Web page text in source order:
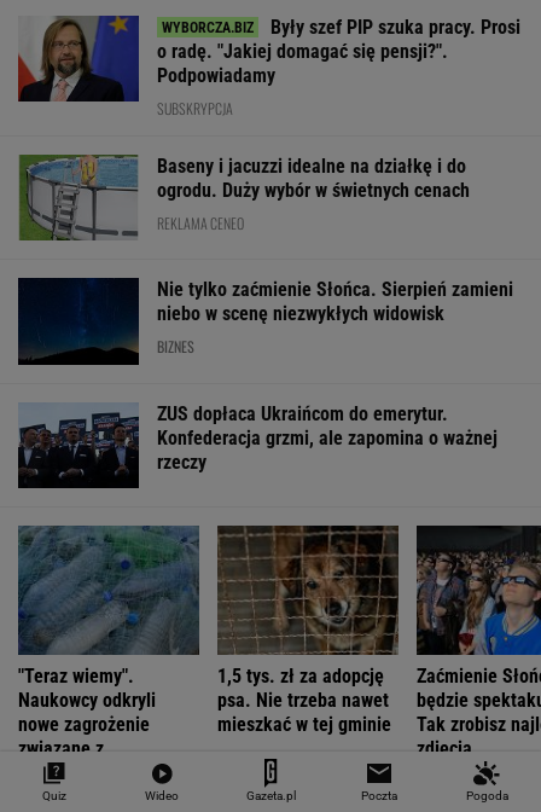
Nie tylko zaćmienie Słońca. Sierpień zamieni
niebo w scenę niezwykłych widowisk
BIZNES
ZUS dopłaca Ukraińcom do emerytur.
Konfederacja grzmi, ale zapomina o ważnej
rzeczy
"Teraz wiemy".
Naukowcy odkryli
nowe zagrożenie
mikroplastikiem
1,5 tys. zł za adopcję
Zaćmienie
WALUTY I GIEŁDA
EUR
4,2983
-0,09%
USD
3,7187
-0,41%
CHF
4,6027
0,15%
GBP
5,0166
-0,13%
WIG
151 782,92
-0,24%
Quiz Wideo Gazeta.pl Poczta Pogoda